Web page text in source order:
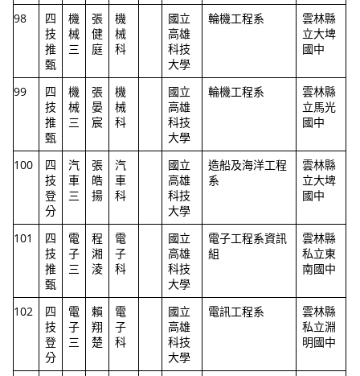
98
四
技
推
甄
機
械
三
張
健
庭
機
械
科
國立
高雄
科技
大學
輪機工程系
雲林縣
立大埤
國中
99
四
技
推
甄
機
械
三
張
晏
宸
機
械
科
國立
高雄
科技
大學
輪機工程系
雲林縣
立馬光
國中
100
四
技
登
分
汽
車
三
張
皓
揚
汽
車
科
國立
高雄
科技
大學
造船及海洋工程
系
雲林縣
立大埤
國中
101
四
技
推
甄
電
子
三
程
湘
淩
電
子
科
國立
高雄
科技
大學
電子工程系資訊
組
雲林縣
私立東
南國中
102
四
技
登
分
電
子
三
賴
翔
楚
電
子
科
國立
高雄
科技
大學
電訊工程系
雲林縣
私立淵
明國中